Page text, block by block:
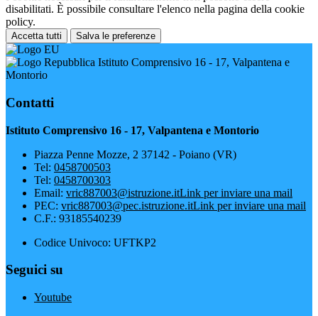
disabilitati. È possibile consultare l'elenco nella pagina della cookie
policy.
Accetta tutti Salva le preferenze
Istituto Comprensivo 16 - 17, Valpantena e
Montorio
Contatti
Istituto Comprensivo 16 - 17, Valpantena e Montorio
Piazza Penne Mozze, 2 37142 - Poiano (VR)
Tel: 0458700503
Tel: 0458700303
Email: vric887003@istruzione.itLink per inviare una mail
PEC: vric887003@pec.istruzione.itLink per inviare una mail
C.F.: 93185540239
Codice Univoco: UFTKP2
Seguici su
Youtube